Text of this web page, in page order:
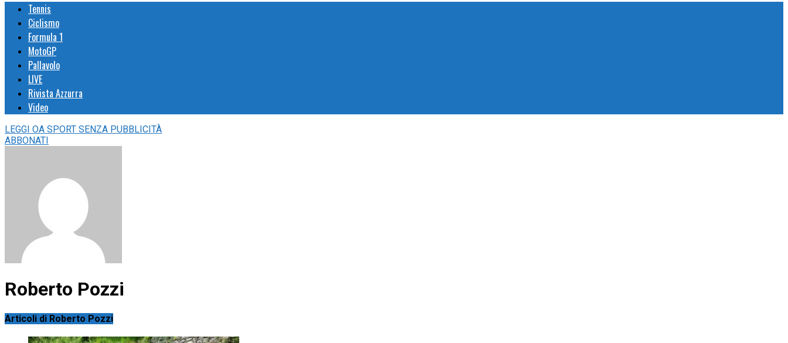
Tennis
Ciclismo
Formula 1
MotoGP
Pallavolo
LIVE
Rivista Azzurra
Video
LEGGI OA SPORT SENZA PUBBLICITÀ
ABBONATI
Roberto Pozzi
Articoli di Roberto Pozzi